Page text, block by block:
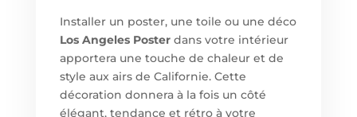
Installer un poster, une toile ou une déco
Los Angeles Posterdans votre intérieur
apportera une touche de chaleur et de
style aux airs de Californie. Cette
décoration donnera à la fois un côté
élégant, tendance et rétro à votre